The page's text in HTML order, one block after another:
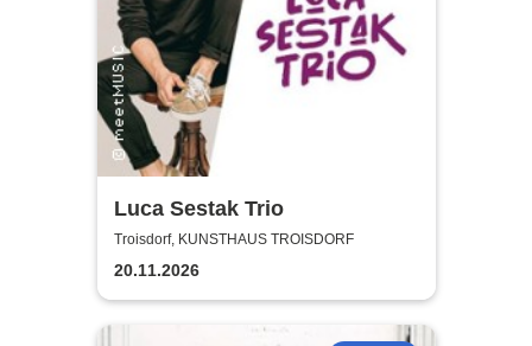
Luca Sestak Trio
Troisdorf, KUNSTHAUS TROISDORF
20.11.2026